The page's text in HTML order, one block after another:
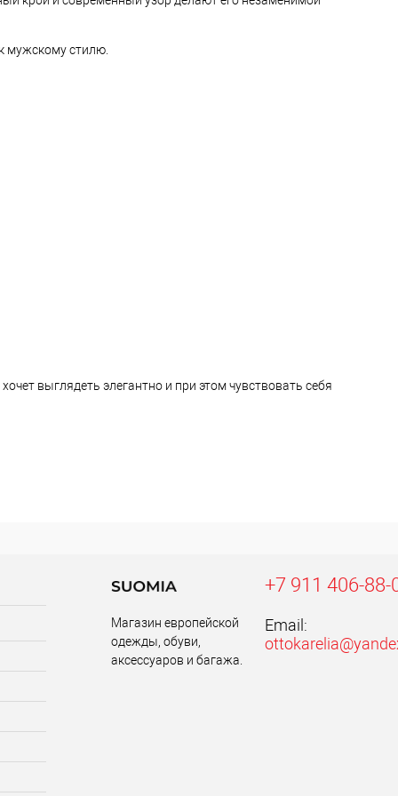
мужскому стилю.
выглядеть элегантно и при этом чувствовать себя
Магазин европейской
одежды, обуви,
аксессуаров и багажа.
+7 911 406-88-
Email: